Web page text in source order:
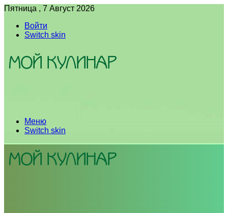
Пятница , 7 Август 2026
Войти
Switch skin
Меню
Switch skin